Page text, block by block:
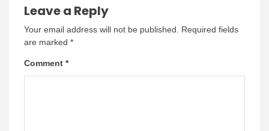
Leave a Reply
Your email address will not be published.
Required fields
are marked *
Comment *